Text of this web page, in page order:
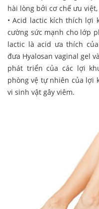
hài lòng bởi cơ chế ưu
• Acid lactic kích thích lợi
cường sức mạnh cho lớp
lactic là acid ưa thích
đưa Hyalosan vaginal gel
phát triển của các lợi
phòng vệ tự nhiên của lợi
vi sinh vật gây viêm.